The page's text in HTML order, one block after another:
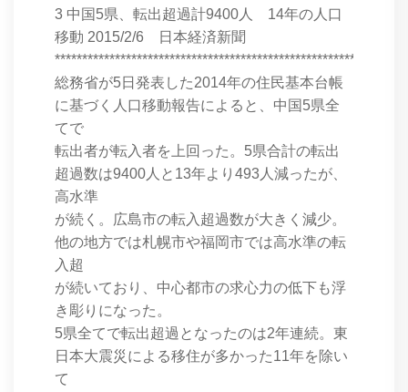
3 中国5県、転出超過計9400人 14年の人口
移動 2015/2/6 日本経済新聞
総務省が5日発表した2014年の住民基本台帳
に基づく人口移動報告によると、中国5県全
てで
転出者が転入者を上回った。5県合計の転出
超過数は9400人と13年より493人減ったが、
高水準
が続く。広島市の転入超過数が大きく減少。
他の地方では札幌市や福岡市では高水準の転
入超
が続いており、中心都市の求心力の低下も浮
き彫りになった。
5県全てで転出超過となったのは2年連続。東
日本大震災による移住が多かった11年を除い
て